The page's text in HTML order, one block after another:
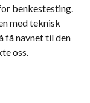
benkestesting.
med teknisk
få navnet til den
oss.